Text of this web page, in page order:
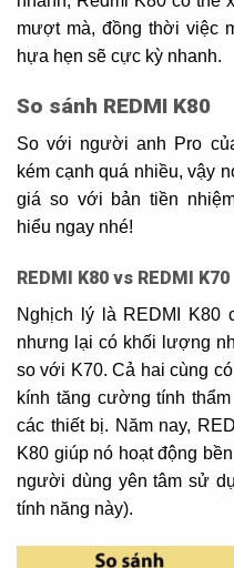
mượt mà, đồng thời việc
hựa hẹn sẽ cực kỳ nhanh.
So sánh REDMI K80
So với người anh Pro
kém cạnh quá nhiều, vậy
giá so với bản tiền
hiểu ngay nhé!
REDMI K80 vs REDMI K70
Nghịch lý là REDMI K80
nhưng lại có khối lượng
so với K70. Cả hai cùng
kính tăng cường tính
các thiết bị. Năm nay,
K80 giúp nó hoạt động
người dùng yên tâm sử
tính năng này).